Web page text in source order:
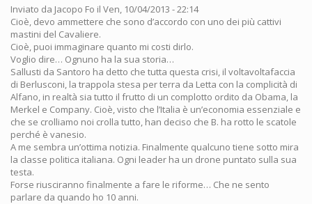
Inviato da Jacopo Fo il Ven, 10/04/2013 - 22:14
Cioè, devo ammettere che sono d’accordo con uno dei più cattivi
mastini del Cavaliere.
Cioè, puoi immaginare quanto mi costi dirlo.
Voglio dire… Ognuno ha la sua storia…
Sallusti da Santoro ha detto che tutta questa crisi, il voltavoltafaccia
di Berlusconi, la trappola stesa per terra da Letta con la complicità di
Alfano, in realtà sia tutto il frutto di un complotto ordito da Obama, la
Merkel e Company. Cioè, visto che l’Italia è un’economia essenziale e
che se crolliamo noi crolla tutto, han deciso che B. ha rotto le scatole
perché è vanesio.
A me sembra un’ottima notizia. Finalmente qualcuno tiene sotto mira
la classe politica italiana. Ogni leader ha un drone puntato sulla sua
testa.
Forse riusciranno finalmente a fare le riforme… Che ne sento
parlare da quando ho 10 anni.